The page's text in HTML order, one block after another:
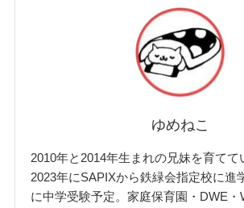
ゆめねこ
2010年と2014年生まれの兄妹を育てて
2023年にSAPIXから鉄緑会指定校に進
に中学受験予定。家庭保育園・DWE・